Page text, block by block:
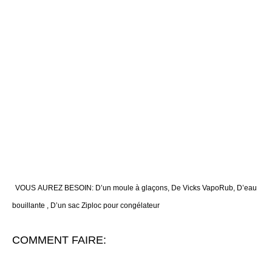
VOUS AUREZ BESOIN: D’un moule à glaçons, De Vicks VapoRub, D’eau
bouillante , D’un sac Ziploc pour congélateur
COMMENT FAIRE: